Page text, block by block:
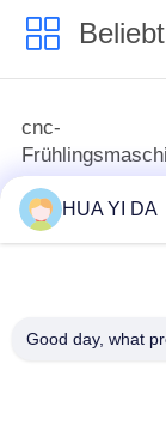
cnc-
HUA YI DA
Good day, what